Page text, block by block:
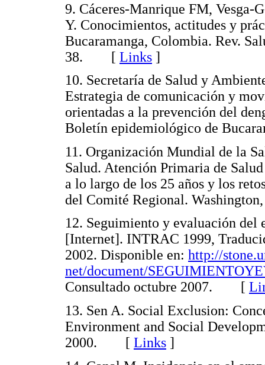
9. Cáceres-Manrique FM, Vesga-
Y. Conocimientos, actitudes y
Bucaramanga, Colombia. Rev.
38. [ Links ]
10. Secretaría de Salud y
Estrategia de comunicación y
orientadas a la prevención del
Boletín epidemiológico de
11. Organización Mundial de la
Salud. Atención Primaria de
a lo largo de los 25 años y los
del Comité Regional.
12. Seguimiento y evaluación del
[Internet]. INTRAC 1999,
2002. Disponible en: http://
net/document/
Consultado octubre 2007. [
13. Sen A. Social Exclusion:
Environment and Social
2000. [ Links ]